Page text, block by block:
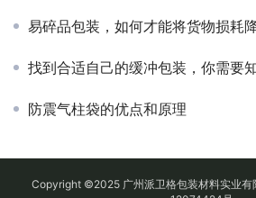
易碎品包装，如何才能将货物损耗
找到合适自己的缓冲包装，你需要
防震气柱袋的优点和原理
Copyright ©2025 广州派卫格包装材料实业有